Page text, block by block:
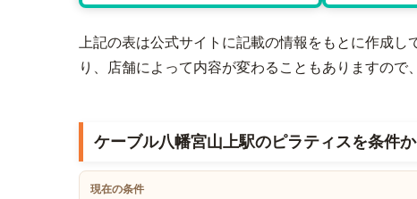
上記の表は公式サイトに記載の情報をもとに作成
り、店舗によって内容が変わることもありますので
ケーブル八幡宮山上駅のピラティスを条件
現在の条件